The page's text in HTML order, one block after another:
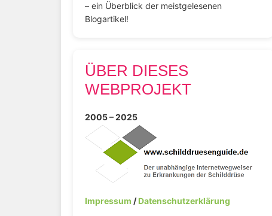
– ein Überblick der meistgelesenen
Blogartikel!
ÜBER DIESES
WEBPROJEKT
2005 – 2025
Impressum /Datenschutzerklärung